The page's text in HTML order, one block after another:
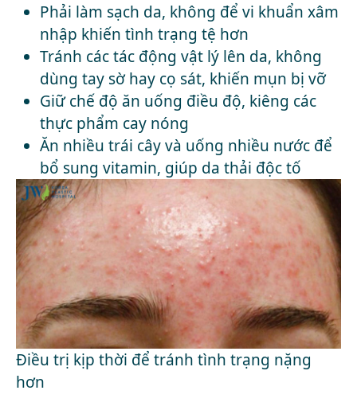
Phải làm sạch da, không để vi khuẩn xâm
nhập khiến tình trạng tệ hơn
Tránh các tác động vật lý lên da, không
dùng tay sờ hay cọ sát, khiến mụn bị vỡ
Giữ chế độ ăn uống điều độ, kiêng các
thực phẩm cay nóng
Ăn nhiều trái cây và uống nhiều nước để
bổ sung vitamin, giúp da thải độc tố
Điều trị kịp thời để tránh tình trạng nặng
hơn